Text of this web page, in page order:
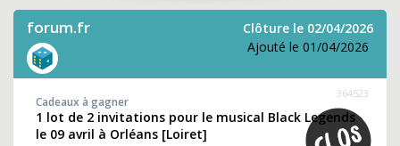
forum.fr
Clôture le 02/04/2026
Ajouté le 01/04/2026
364523
Cadeaux à gagner
1 lot de 2 invitations pour le musical Black Legends
le 09 avril à Orléans [Loiret]